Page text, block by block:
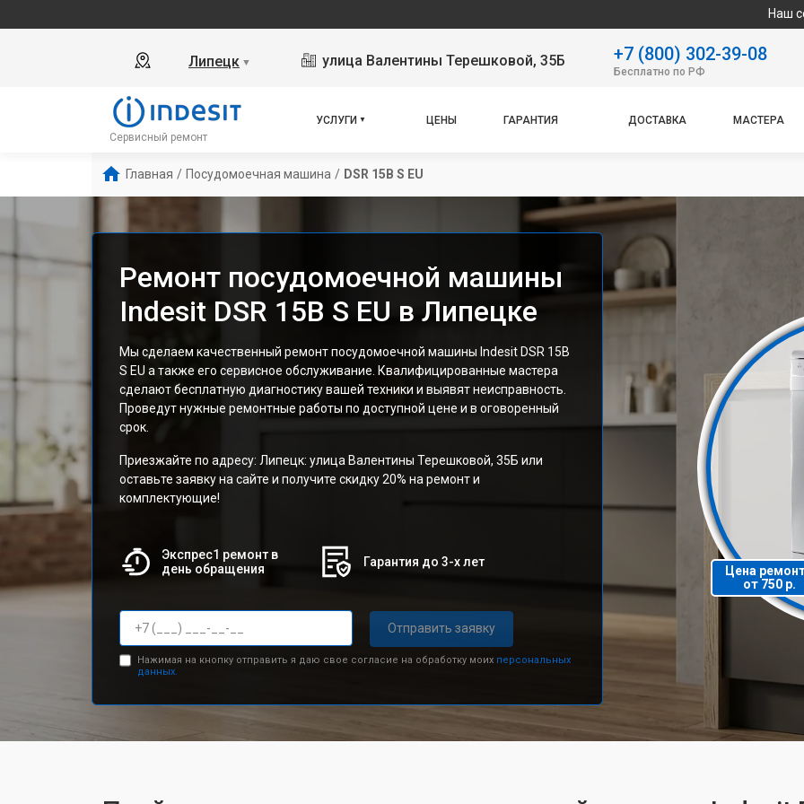
Наш сервисный
Липецк ▼ улица Валентины Терешковой, 35Б +7 (800) 302-39-08
Бесплатно по РФ
Сервисный ремонт
УСЛУГИ ЦЕНЫ ГАРАНТИЯ ДОСТАВКА МАСТЕРА
Главная / Посудомоечная машина / DSR 15B S EU
Ремонт посудомоечной машины
Indesit DSR 15B S EU в Липецке
Мы сделаем качественный ремонт посудомоечной машины Indesit DSR 15B
S EU а также его сервисное обслуживание. Квалифицированные мастера
сделают бесплатную диагностику вашей техники и выявят неисправность.
Проведут нужные ремонтные работы по доступной цене и в оговоренный
срок.
Приезжайте по адресу: Липецк: улица Валентины Терешковой, 35Б или
оставьте заявку на сайте и получите скидку 20% на ремонт и
комплектующие!
Экспрес1 ремонт в
день обращения
Гарантия до 3-х лет
Отправить заявку
Нажимая на кнопку отправить я даю свое согласие на обработку моих персональных
данных.
Цена
от 750 р.